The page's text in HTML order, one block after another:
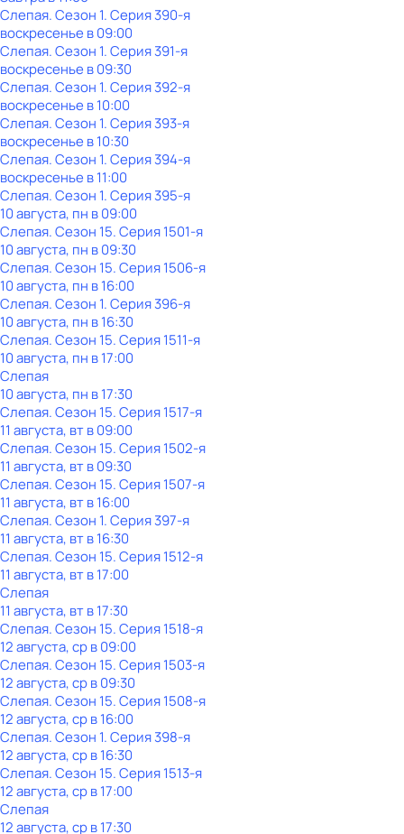
Слепая. Сезон 1. Серия 390-я
воскресенье в09:00
Слепая. Сезон 1. Серия 391-я
воскресенье в09:30
Слепая. Сезон 1. Серия 392-я
воскресенье в10:00
Слепая. Сезон 1. Серия 393-я
воскресенье в10:30
Слепая. Сезон 1. Серия 394-я
воскресенье в11:00
Слепая. Сезон 1. Серия 395-я
10 августа, пн в 09:00
Слепая. Сезон 15. Серия 1501-я
10 августа, пн в 09:30
Слепая. Сезон 15. Серия 1506-я
10 августа, пн в 16:00
Слепая. Сезон 1. Серия 396-я
10 августа, пн в 16:30
Слепая. Сезон 15. Серия 1511-я
10 августа, пн в 17:00
Слепая
10 августа, пн в 17:30
Слепая. Сезон 15. Серия 1517-я
11 августа, вт в 09:00
Слепая. Сезон 15. Серия 1502-я
11 августа, вт в 09:30
Слепая. Сезон 15. Серия 1507-я
11 августа, вт в 16:00
Слепая. Сезон 1. Серия 397-я
11 августа, вт в 16:30
Слепая. Сезон 15. Серия 1512-я
11 августа, вт в 17:00
Слепая
11 августа, вт в 17:30
Слепая. Сезон 15. Серия 1518-я
12 августа, ср в 09:00
Слепая. Сезон 15. Серия 1503-я
12 августа, ср в 09:30
Слепая. Сезон 15. Серия 1508-я
12 августа, ср в 16:00
Слепая. Сезон 1. Серия 398-я
12 августа, ср в 16:30
Слепая. Сезон 15. Серия 1513-я
12 августа, ср в 17:00
Слепая
12 августа, ср в 17:30